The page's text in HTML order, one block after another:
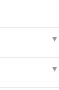
▼
▼